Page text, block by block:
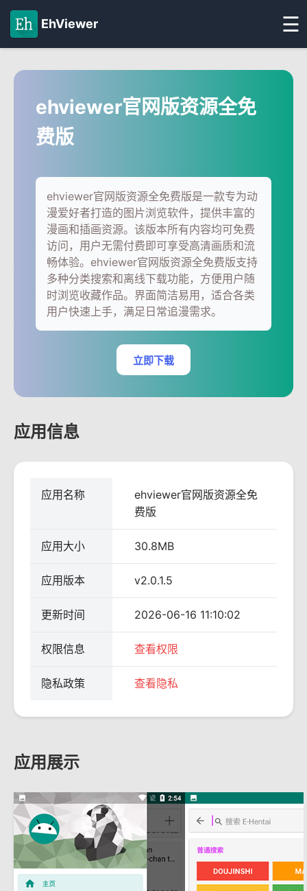
EhViewer ☰
ehviewer官网版资源全免
费版
ehviewer官网版资源全免费版是一款专为动
漫爱好者打造的图片浏览软件，提供丰富的
漫画和插画资源。该版本所有内容均可免费
访问，用户无需付费即可享受高清画质和流
畅体验。ehviewer官网版资源全免费版支持
多种分类搜索和离线下载功能，方便用户随
时浏览收藏作品。界面简洁易用，适合各类
用户快速上手，满足日常追漫需求。
立即下载
应用信息
应用名称
ehviewer官网版资源全免
费版
应用大小 30.8MB
应用版本 v2.0.1.5
更新时间 2026-06-16 11:10:02
权限信息 查看权限
隐私政策 查看隐私
应用展示